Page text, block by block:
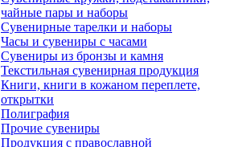
чайные пары и наборы
Сувенирные тарелки и наборы
Часы и сувениры с часами
Сувениры из бронзы и камня
Текстильная сувенирная продукция
Книги, книги в кожаном переплете,
открытки
Полиграфия
Прочие сувениры
Продукция с православной